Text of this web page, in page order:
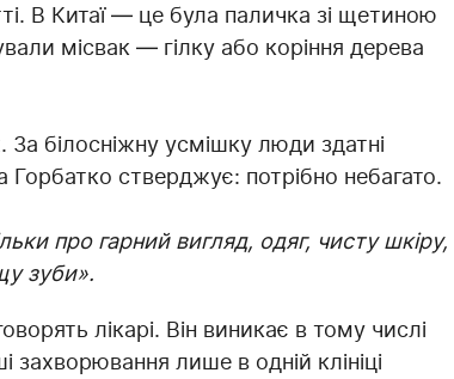
В Китаї — це була паличка зі щетиною
місвак — гілку або коріння дерева
За білосніжну усмішку люди здатні
стверджує: потрібно небагато.
про гарний вигляд, одяг, чисту шкіру,
зуби».
лікарі. Він виникає в тому числі
захворювання лише в одній клініці